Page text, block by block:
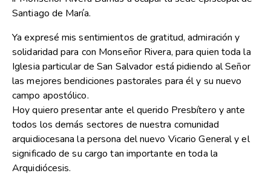
Santiago de María.
Ya expresé mis sentimientos de gratitud, admiración y
solidaridad para con Monseñor Rivera, para quien toda la
Iglesia particular de San Salvador está pidiendo al Señor
las mejores bendiciones pastorales para él y su nuevo
campo apostólico.
Hoy quiero presentar ante el querido Presbítero y ante
todos los demás sectores de nuestra comunidad
arquidiocesana la persona del nuevo Vicario General y el
significado de su cargo tan importante en toda la
Arquidiócesis.